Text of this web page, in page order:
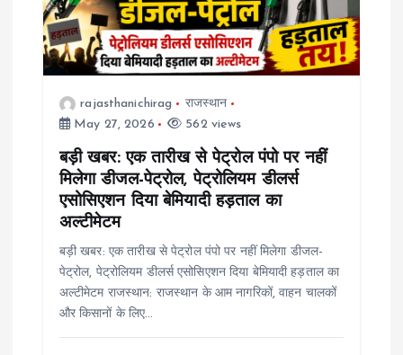
rajasthanichirag
राजस्थान
May 27, 2026
562 views
बड़ी खबर: एक तारीख से पेट्रोल पंपो पर नहीं
मिलेगा डीजल-पेट्रोल, पेट्रोलियम डीलर्स
एसोसिएशन दिया बेमियादी हड़ताल का
अल्टीमेटम
बड़ी खबर: एक तारीख से पेट्रोल पंपो पर नहीं मिलेगा डीजल-
पेट्रोल, पेट्रोलियम डीलर्स एसोसिएशन दिया बेमियादी हड़ताल का
अल्टीमेटम राजस्थान: राजस्थान के आम नागरिकों, वाहन चालकों
और किसानों के लिए…